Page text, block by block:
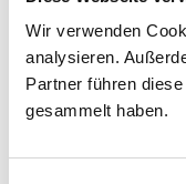
Wir verwenden
analysieren.
Partner führen
gesammelt haben.